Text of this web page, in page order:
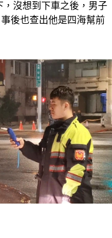
沒想到下車之後，男子
後也查出他是四海幫前